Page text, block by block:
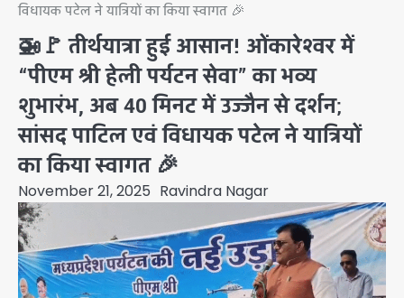
विधायक पटेल ने यात्रियों का किया स्वागत 🎉
🚁🚩 तीर्थयात्रा हुई आसान! ओंकारेश्वर में
“पीएम श्री हेली पर्यटन सेवा” का भव्य
शुभारंभ, अब 40 मिनट में उज्जैन से दर्शन;
सांसद पाटिल एवं विधायक पटेल ने यात्रियों
का किया स्वागत 🎉
November 21, 2025 Ravindra Nagar